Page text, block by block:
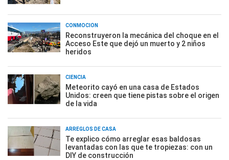
CONMOCIÓN
Reconstruyeron la mecánica del choque en el
Acceso Este que dejó un muerto y 2 niños
heridos
CIENCIA
Meteorito cayó en una casa de Estados
Unidos: creen que tiene pistas sobre el origen
de la vida
ARREGLOS DE CASA
Te explico cómo arreglar esas baldosas
levantadas con las que te tropiezas: con un
DIY de construcción